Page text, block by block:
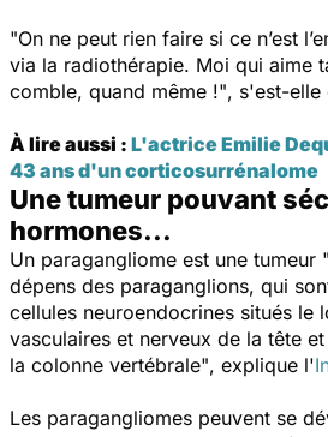
"On ne peut rien faire si ce n’est
via la radiothérapie. Moi qui aime
comble, quand même !", s'est-elle
À lire aussi : L'actrice Emilie
43 ans d'un corticosurrénalome
Une tumeur pouvant
hormones...
Un paragangliome est une tumeur
dépens des paraganglions, qui
cellules neuroendocrines situés le
vasculaires et nerveux de la tête
la colonne vertébrale", explique l'
Les paragangliomes peuvent se